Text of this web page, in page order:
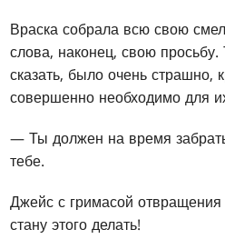
Враска собрала всю свою
слова, наконец, свою
сказать, было очень страшно,
совершенно необходимо для
— Ты должен на время
тебе.
Джейс с гримасой
стану этого делать!